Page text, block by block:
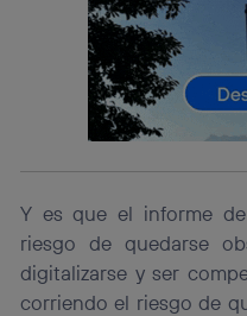
Y es que el informe
riesgo de quedarse
digitalizarse y ser
corriendo el riesgo de
(p. ej., número de teléfono
Este identificador se
lo que cualquier persona
consienta el uso de la
identificador. Típicamente:
el marketing o análisis
que hayan dado su
Si utilizasdatos
personalizado, ya que
navegación del usuario